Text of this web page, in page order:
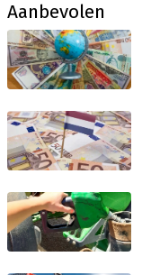
Aanbevolen